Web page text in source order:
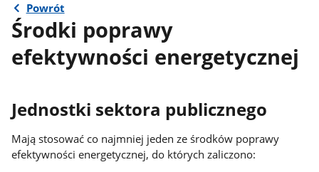
Powrót
Środki poprawy
efektywności energetycznej
Jednostki sektora publicznego
Mają stosować co najmniej jeden ze środków poprawy
efektywności energetycznej, do których zaliczono: